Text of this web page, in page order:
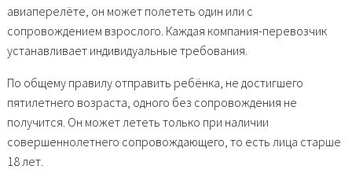
авиаперелёте, он может полететь один или с
сопровождением взрослого. Каждая компания-перевозчик
устанавливает индивидуальные требования.
По общему правилу отправить ребёнка, не достигшего
пятилетнего возраста, одного без сопровождения не
получится. Он может лететь только при наличии
совершеннолетнего сопровождающего, то есть лица старше
18 лет.